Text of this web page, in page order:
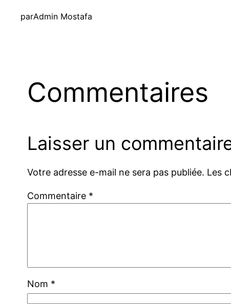
parAdmin Mostafa
Commentaires
Laisser un
Votre adresse e-mail ne sera pas publiée. Les
Commentaire *
Nom *